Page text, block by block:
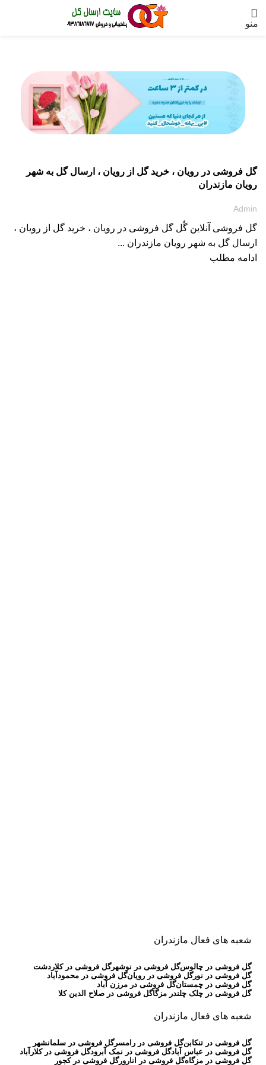
منو
گل فروشی در رویان ، خرید گل از رویان ، ارسال گل به شهر
رویان مازندران
Admin
گل فروشی آنلاین گٌل گل فروشی در رویان ، خرید گل از رویان ،
ارسال گل به شهر رویان مازندران ...
ادامه مطلب
شعبه های فعال مازندران
گل فروشی در چالوسگل فروشی در نوشهرگل فروشی در کلاردشت
گل فروشی در نورگل فروشی در رویانگل فروشی در محمودآباد
گل فروشی در چمستانگل فروشی در مرزن آباد
گل فروشی در چلک چلندر مزگاگل فروشی در صلاح الدین کلا
شعبه های فعال مازندران
گل فروشی در تنکابنگل فروشی در رامسرگل فروشی در سلمانشهر
گل فروشی در عباس آبادگل فروشی در نمک آبرودگل فروشی در کلارآباد
گل فروشی در مزگاهگل فروشی در انارورگل فروشی در کجور